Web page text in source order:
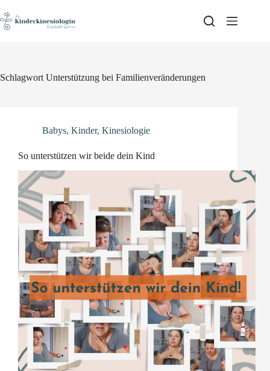
to
content
Schlagwort Unterstützung bei Familienveränderungen
Babys, Kinder, Kinesiologie
So unterstützen wir beide dein Kind